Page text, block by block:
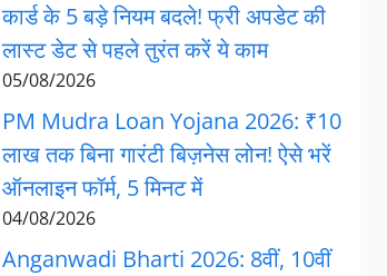
कार्ड के 5 बड़े नियम बदले! फ्री अपडेट की
लास्ट डेट से पहले तुरंत करें ये काम
05/08/2026
PM Mudra Loan Yojana 2026: ₹10
लाख तक बिना गारंटी बिज़नेस लोन! ऐसे भरें
ऑनलाइन फॉर्म, 5 मिनट में
04/08/2026
Anganwadi Bharti 2026: 8वीं, 10वीं